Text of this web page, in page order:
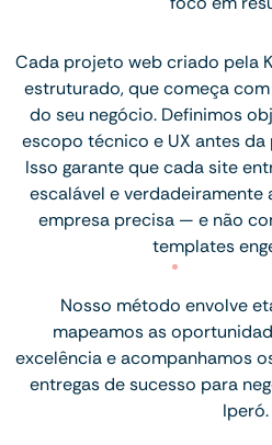
Cada projeto web criado pela
estruturado, que começa
do seu negócio. Definimos
escopo técnico e UX antes
Isso garante que cada site
escalável e verdadeiramente
empresa precisa — e não
templates
Nosso método envolve
mapeamos as
excelência e acompanhamos
entregas de sucesso para
Iperó.